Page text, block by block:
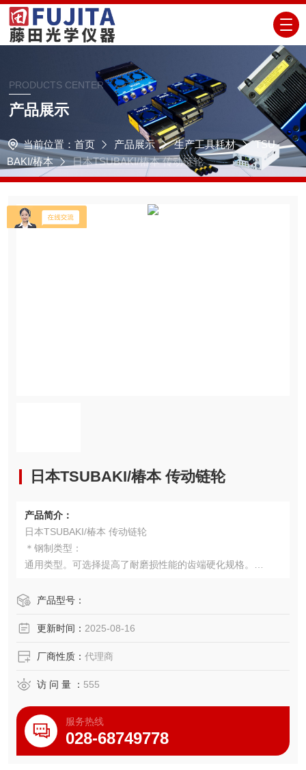
PRODUCTS CENTER
产品展示
当前位置： 首页 产品展示 生产工具耗材
TSU
BAKI/椿本
日本TSUBAKI/椿本 传动链轮
日本TSUBAKI/椿本 传动链轮
产品简介：
日本TSUBAKI/椿本 传动链轮
＊钢制类型：
通用类型。可选择提高了耐磨损性能的齿端硬化规格。
主要用于强力传动链，提高了强度与耐久性。
产品型号：
更新时间： 2025-08-16
厂商性质： 代理商
访 问 量 ： 555
服务热线
028-68749778